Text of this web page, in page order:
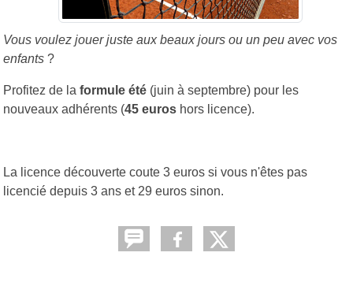
Vous voulez jouer juste aux beaux jours ou un peu avec vos
enfants ?
Profitez de la formule été (juin à septembre) pour les
nouveaux adhérents (45 euros hors licence).
La licence découverte coute 3 euros si vous n'êtes pas
licencié depuis 3 ans et 29 euros sinon.